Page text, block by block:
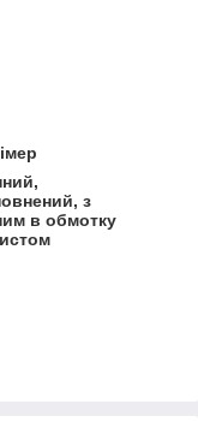
з
в обмотку